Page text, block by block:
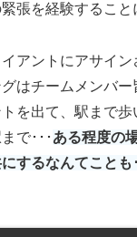
張を経験すること
アントにアサイ
はチームメンバ
を出て、駅まで歩
で･･･ ある程度の
するなんてことも